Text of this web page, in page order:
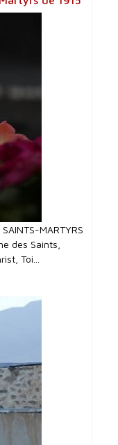
SAINTS-MARTYRS
des Saints,
Toi...